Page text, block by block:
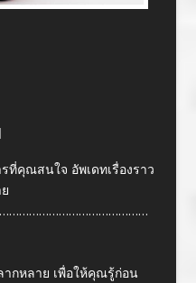
ที่คุณสนใจ อัพเดทเรื่องราว
กหลาย เพื่อให้คุณรู้ก่อน